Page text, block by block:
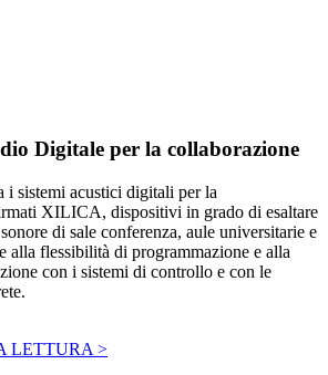
Digitale per la collaborazione
sistemi acustici digitali per la
XILICA, dispositivi in grado di esaltare
di sale conferenza, aule universitarie e
alla flessibilità di programmazione e alla
con i sistemi di controllo e con le
LETTURA >